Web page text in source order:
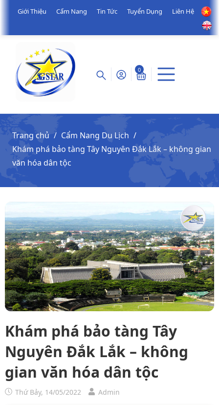
Giới Thiệu Cẩm Nang Tin Tức Tuyển Dụng Liên Hệ
0
Trang chủ
Cẩm Nang Du Lịch
Khám phá bảo tàng Tây Nguyên Đắk Lắk – không gian
văn hóa dân tộc
Khám phá bảo tàng Tây
Nguyên Đắk Lắk – không
gian văn hóa dân tộc
Thứ Bảy, 14/05/2022 Admin